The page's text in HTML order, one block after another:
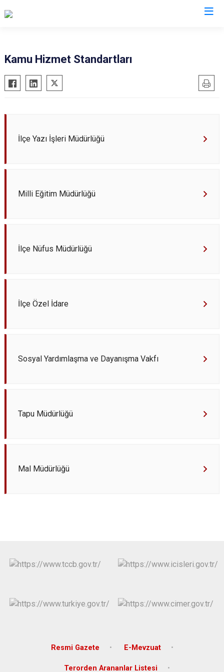
Ayancık
Boyabat
Erfelek
Saraydüzü
Kamu Hizmet Standartları
İlçe Yazı İşleri Müdürlüğü
Milli Eğitim Müdürlüğü
İlçe Nüfus Müdürlüğü
İlçe Özel İdare
Sosyal Yardımlaşma ve Dayanışma Vakfı
Tapu Müdürlüğü
Mal Müdürlüğü
Resmi Gazete E-Mevzuat
Terorden Arananlar Listesi